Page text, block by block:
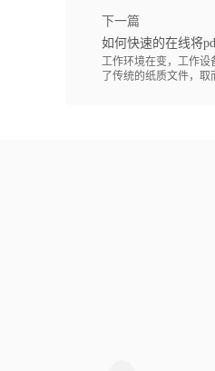
下一篇
如何快速的在线将
工作环境在变，工作设
了传统的纸质文件，取